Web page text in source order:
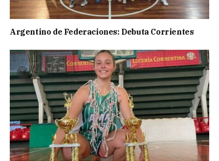
Argentino de Federaciones: Debuta Corrientes